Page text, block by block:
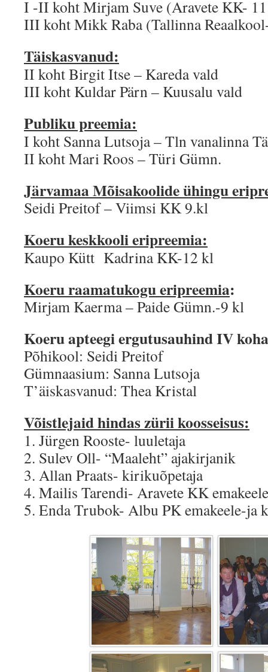
I -II koht Mirjam Suve (Aravete KK-
III koht Mikk Raba (Tallinna
Täiskasvanud:
II koht Birgit Itse – Kareda vald
III koht Kuldar Pärn – Kuusalu vald
Publiku preemia:
I koht Sanna Lutsoja – Tln vanalinna
II koht Mari Roos – Türi Gümn.
Järvamaa Mõisakoolide ühingu
Seidi Preitof – Viimsi KK 9.kl
Koeru keskkooli eripreemia:
Kaupo Kütt Kadrina KK-12 kl
Koeru raamatukogu eripreemia:
Mirjam Kaerma – Paide Gümn.-9 kl
Koeru apteegi ergutusauhind IV
Põhikool: Seidi Preitof
Gümnaasium: Sanna Lutsoja
T’äiskasvanud: Thea Kristal
Võistlejaid hindas zürii koosseisus:
1. Jürgen Rooste- luuletaja
2. Sulev Oll- “Maaleht” ajakirjanik
3. Allan Praats- kirikuõpetaja
4. Mailis Tarendi- Aravete KK
5. Enda Trubok- Albu PK emakeele-ja